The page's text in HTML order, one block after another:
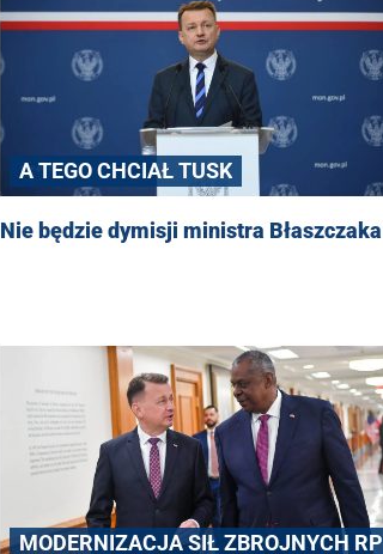
A TEGO CHCIAŁ TUSK
Nie będzie dymisji ministra Błaszczaka
MODERNIZACJA SIŁ ZBROJNYCH RP